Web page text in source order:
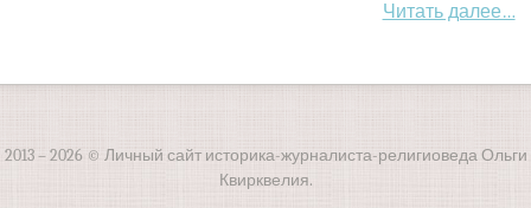
Читать далее…
2013 – 2026 © Личный сайт историка-журналиста-религиоведа Ольги
Квирквелия.